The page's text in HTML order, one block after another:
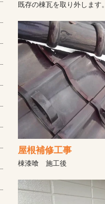
既存の棟瓦を取り外します。
屋根補修工事
棟漆喰 施工後